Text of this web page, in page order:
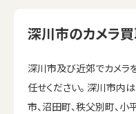
深川市のカメラ
深川市及び近郊でカメラ
任せください。 深川市内
市、沼田町、秩父別町、